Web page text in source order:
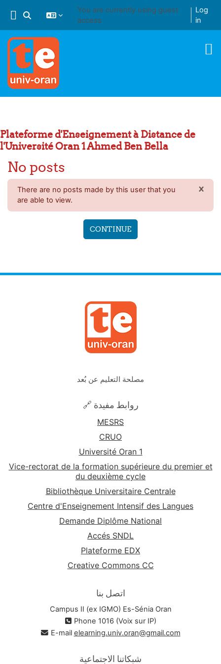
Toggle search input
You are currently using guest
access
Log
in
Plateforme d'Enseignement à Distance de
l'Université Oran 1 Ahmed Ben Bella
No posts
There are no posts made by this user that you
are able to view.
×
CONTINUE
مصلحة التعليم عن بُعد
🔗 روابط مفيدة
MESRS
CRUO
Université Oran 1
Vice-rectorat de la formation supérieure du premier et
du deuxième cycle
Bibliothèque Universitaire Centrale
Centre d'Enseignement Intensif des Langues
Demande Diplôme National
Accés SNDL
Plateforme EDX
Creative Commons CC
اتصل بنا
Campus II (ex IGMO) Es-Sénia Oran
Phone 1016 (Voix sur IP)
E-mail elearning.univ.oran@gmail.com
شبكاتنا الاجتماعية